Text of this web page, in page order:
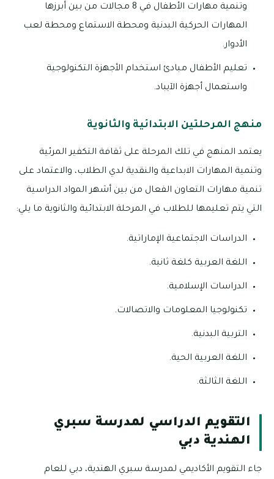
وتنمية مهارات الأطفال في 8 مجالات من بين أبرزها
المهارات الحركية البدنية ومحطة الاستماع ومحطة لعب
الأدوار.
تعليم الأطفال مبادئ استخدام الأجهزة التكنولوجية
واستعمال أجهزة الآيباد.
منهج المرحلتين الابتدائية والثانوية
يعتمد المنهج في تلك المرحلة على ثقافة التكفير المرئية
وتنمية المهارات الابداعية والنقدية لدي الطلاب، والاعتماد على
تنمية مهارات التعاون الفعال من بين أشهر المواد الدراسية
التي يتم تعليمها للطلاب في المرحلة الابتدائية والثانوية ما يلي:
الدراسات الاجتماعية الإماراتية.
اللغة العربية كلغة ثانية.
الدراسات الإسلامية.
تكنولوجيا المعلومات والاتصالات.
التربية البدنية.
اللغة العربية الحية.
اللغة الثالثة.
التقويم الدراسي لمدرسة سبري
الهندية دبي
جاء التقويم الأكاديمي لمدرسة سبري الهندية، دبي للعام